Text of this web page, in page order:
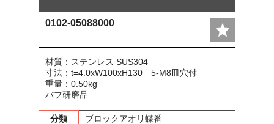
0102-05088000
材質：ステンレス SUS304
寸法：t=4.0xW100xH130 5-M8皿穴付
重量：0.50kg
バフ研磨品
分類 ブロックアオリ蝶番